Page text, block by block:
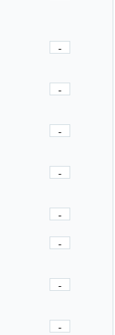
-
-
-
-
-
-
-
-